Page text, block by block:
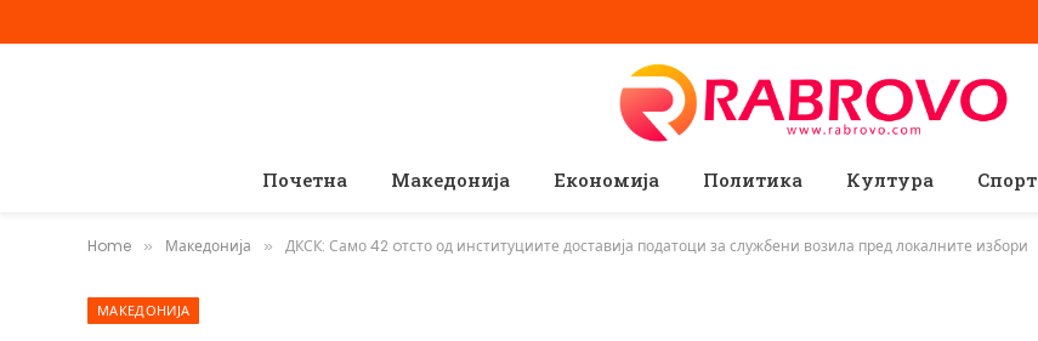
Почетна Македонија Економија Политика Култура Спорт
Home » Македонија » ДКСК: Само 42 oтсто од институциите доставија податоци за службени возила пред локалните избори
МАКЕДОНИЈА